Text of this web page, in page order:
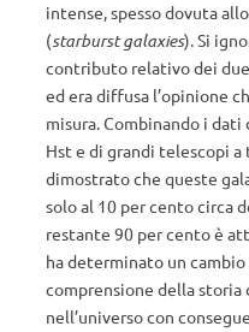
intense, spesso dovuta
(starburst galaxies). Si
contributo relativo dei
ed era diffusa l’opinione
misura. Combinando i
Hst e di grandi telescopi
dimostrato che queste
solo al 10 per cento circa
restante 90 per cento è
ha determinato un
comprensione della
nell’universo con